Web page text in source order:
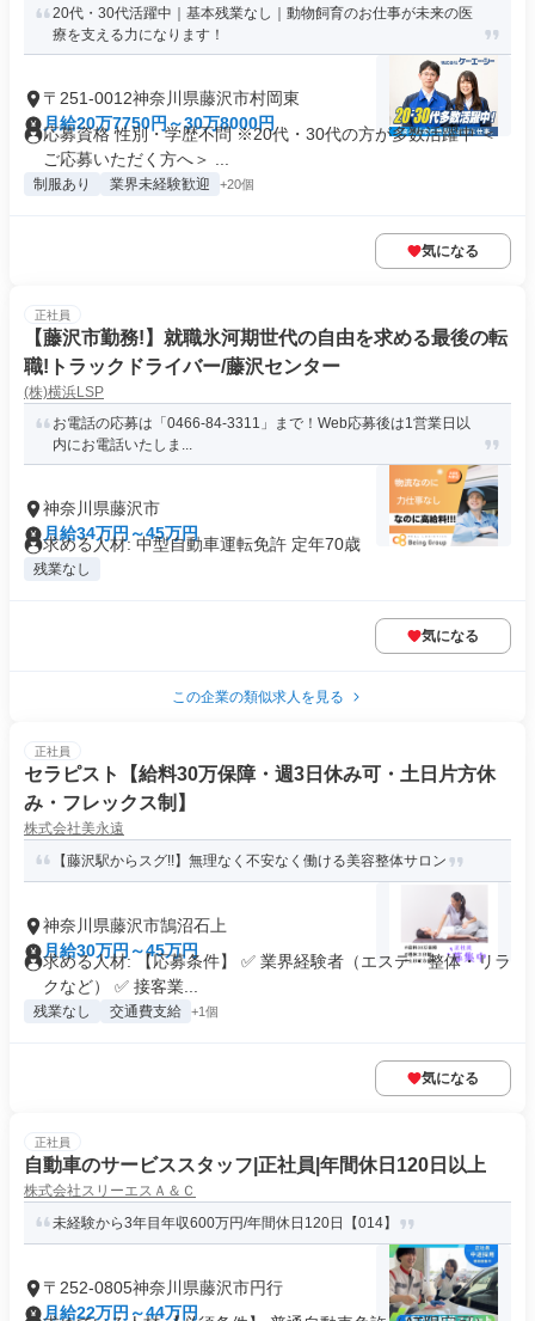
20代・30代活躍中｜基本残業なし｜動物飼育のお仕事が未来の医
療を支える力になります！
〒251-0012神奈川県藤沢市村岡東
月給20万7750円～30万8000円
応募資格 性別・学歴不問 ※20代・30代の方が多数活躍中 ＜
ご応募いただく方へ＞ ...
制服あり 業界未経験歓迎 +20個
気になる
正社員
【藤沢市勤務!】就職氷河期世代の自由を求める最後の転
職!トラックドライバー/藤沢センター
(株)横浜LSP
お電話の応募は「0466-84-3311」まで！Web応募後は1営業日以
内にお電話いたしま...
神奈川県藤沢市
月給34万円～45万円
求める人材: 中型自動車運転免許 定年70歳
残業なし
気になる
この企業の類似求人を見る
正社員
セラピスト【給料30万保障・週3日休み可・土日片方休
み・フレックス制】
株式会社美永遠
【藤沢駅からスグ!!】無理なく不安なく働ける美容整体サロン
神奈川県藤沢市鵠沼石上
月給30万円～45万円
求める人材: 【応募条件】 ✅ 業界経験者（エステ・整体・リラ
クなど） ✅ 接客業...
残業なし 交通費支給 +1個
気になる
正社員
自動車のサービススタッフ|正社員|年間休日120日以上
株式会社スリーエスＡ＆Ｃ
未経験から3年目年収600万円/年間休日120日【014】
〒252-0805神奈川県藤沢市円行
月給22万円～44万円